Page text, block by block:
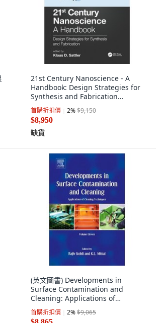
21st Century Nanoscience - A
Handbook: Design Strategies for
Synthesis and Fabrication
(Volume Two) 精裝版, CRC Press,
英文
首購折扣價 2%$9,150
$8,950
缺貨
(英文圖書) Developments in
Surface Contamination and
Cleaning: Applications of
Cleaning Techniques: Volu... 精裝
版, Elsevier, 英文
首購折扣價 2%$9,065